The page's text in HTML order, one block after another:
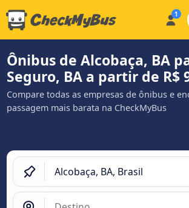
Ônibus de Alcobaça, BA
Seguro, BA a partir de R$
Compare todas as empresas de ônibus e
passagem mais barata na CheckMyBus